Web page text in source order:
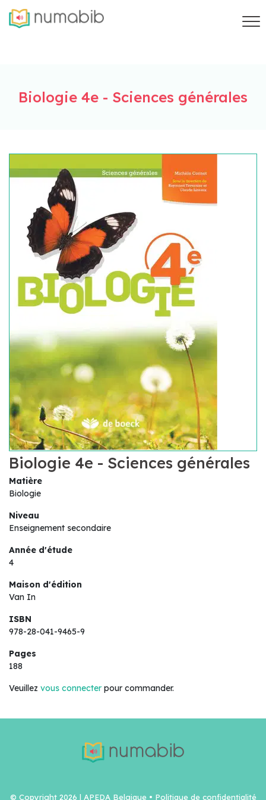
Biologie 4e - Sciences générales
Biologie 4e - Sciences générales
Matière
Biologie
Niveau
Enseignement secondaire
Année d'étude
4
Maison d'édition
Van In
ISBN
978-28-041-9465-9
Pages
188
Veuillez vous connecter pour commander.
© Copyright 2026 | APEDA Belgique • Politique de confidentialité